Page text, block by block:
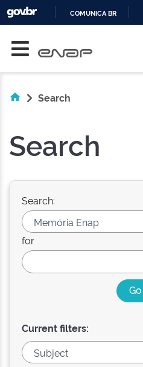
COMUNICA BR
Search
Search
Search:
for
Current filters: